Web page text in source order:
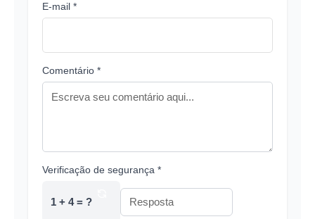
E-mail *
Comentário *
Verificação de segurança *
1 + 4 = ?